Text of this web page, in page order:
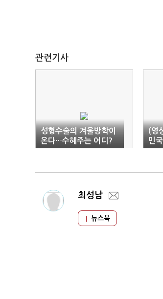
관련기사
성형수술의 겨울방학이
온다…수혜주는 어디?
(영
민
개
최성남
뉴스북